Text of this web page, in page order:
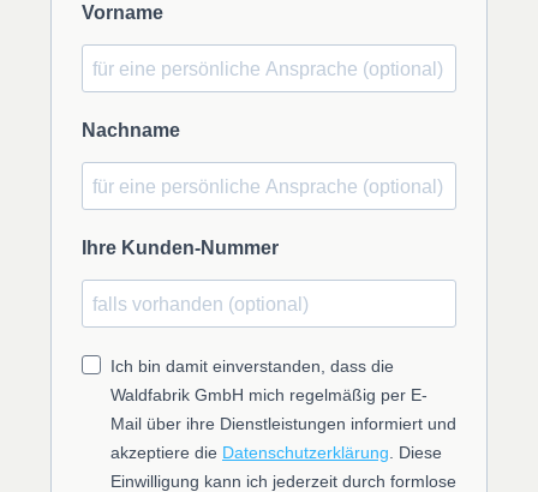
Vorname
Nachname
Ihre Kunden-Nummer
Ich bin damit einverstanden, dass die
Waldfabrik GmbH mich regelmäßig per E-
Mail über ihre Dienstleistungen informiert und
akzeptiere die Datenschutzerklärung . Diese
Einwilligung kann ich jederzeit durch formlose